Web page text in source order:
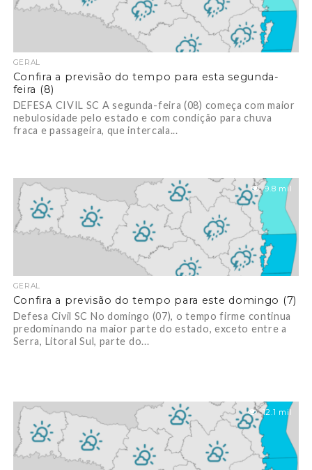
GERAL
Confira a previsão do tempo para esta segunda-
feira (8)
DEFESA CIVIL SC A segunda-feira (08) começa com maior
nebulosidade pelo estado e com condição para chuva
fraca e passageira, que intercala...
9.8 mil
GERAL
Confira a previsão do tempo para este domingo (7)
Defesa Civil SC No domingo (07), o tempo firme continua
predominando na maior parte do estado, exceto entre a
Serra, Litoral Sul, parte do...
12.1 mil